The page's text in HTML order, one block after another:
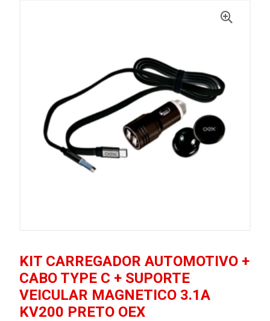
KIT CARREGADOR AUTOMOTIVO +
CABO TYPE C + SUPORTE
VEICULAR MAGNETICO 3.1A
KV200 PRETO OEX